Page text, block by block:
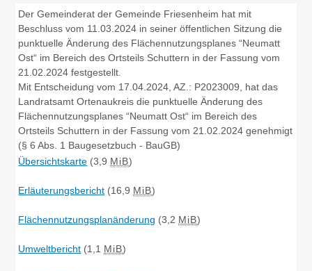
Der Gemeinderat der Gemeinde Friesenheim hat mit
Beschluss vom 11.03.2024 in seiner öffentlichen Sitzung die
punktuelle Änderung des Flächennutzungsplanes “Neumatt
Ost“ im Bereich des Ortsteils Schuttern in der Fassung vom
21.02.2024 festgestellt.
Mit Entscheidung vom 17.04.2024, AZ.: P2023009, hat das
Landratsamt Ortenaukreis die punktuelle Änderung des
Flächennutzungsplanes “Neumatt Ost“ im Bereich des
Ortsteils Schuttern in der Fassung vom 21.02.2024 genehmigt
(§ 6 Abs. 1 Baugesetzbuch - BauGB)
Übersichtskarte (3,9 MiB)
Erläuterungsbericht (16,9 MiB)
Flächennutzungsplanänderung (3,2 MiB)
Umweltbericht (1,1 MiB)